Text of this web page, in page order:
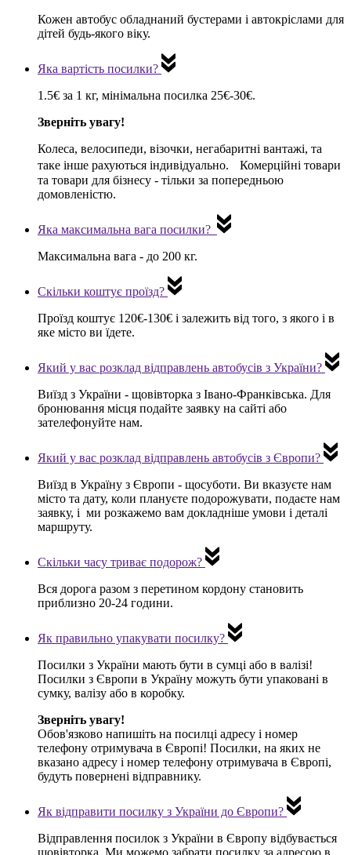
Кожен автобус обладнаний бустерами і автокріслами для
дітей будь-якого віку.
Яка вартість посилки?
1.5€ за 1 кг, мінімальна посилка 25€-30€.
Зверніть увагу!
Колеса, велосипеди, візочки, негабаритні вантажі, та
таке інше рахуються індивідуально. Комерційні товари
та товари для бізнесу - тільки за попередньою
домовленістю.
Яка максимальна вага посилки?
Максимальна вага - до 200 кг.
Скільки коштує проїзд?
Проїзд коштує 120€-130€ і залежить від того, з якого і в
яке місто ви їдете.
Який у вас розклад відправлень автобусів з України?
Виїзд з України - щовівторка з Івано-Франківська. Для
бронювання місця подайте заявку на сайті або
зателефонуйте нам.
Який у вас розклад відправлень автобусів з Європи?
Виїзд в Україну з Європи - щосуботи. Ви вказуєте нам
місто та дату, коли плануєте подорожувати, подаєте нам
заявку, і ми розкажемо вам докладніше умови і деталі
маршруту.
Скільки часу триває подорож?
Вся дорога разом з перетином кордону становить
приблизно 20-24 години.
Як правильно упакувати посилку?
Посилки з України мають бути в сумці або в валізі!
Посилки з Європи в Україну можуть бути упаковані в
сумку, валізу або в коробку.
Зверніть увагу!
Обов'язково напишіть на посилці адресу і номер
телефону отримувача в Європі! Посилки, на яких не
вказано адресу і номер телефону отримувача в Європі,
будуть повернені відправнику.
Як відправити посилку з України до Європи?
Відправлення посилок з України в Європу відбувається
щовівторка . Ми можемо забрати посилку за адресою в